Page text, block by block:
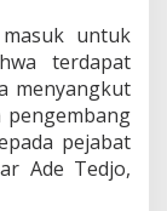
untuk
terdapat
menyangkut
pejabat
Ade Tedjo,